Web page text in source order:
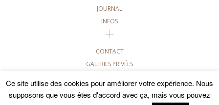
JOURNAL
INFOS
CONTACT
GALERIES PRIVÉES
©2020 GIRL AND DUDE PHOTOGRAPHIES • TOUTES LES
PHOTOGRAPHIES DE CE SITE SONT SOUMISES AUX DROITS
D'AUTEUR
Ce site utilise des cookies pour améliorer votre expérience. Nous
supposons que vous êtes d'accord avec ça, mais vous pouvez